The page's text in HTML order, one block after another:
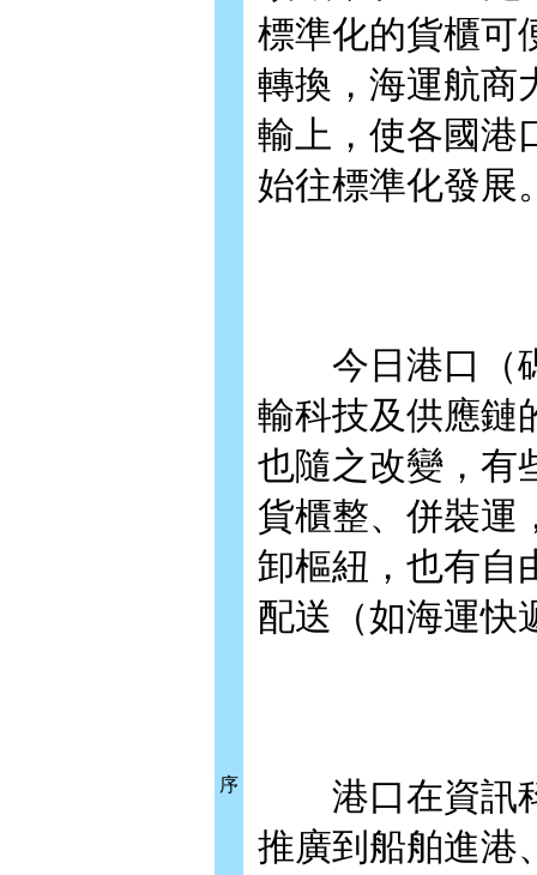
序
標準化的貨櫃可
轉換，海運航商
輸上，使各國港
始往標準化發展
今日港口（碼
輸科技及供應鏈
也隨之改變，有
貨櫃整、併裝運
卸樞紐，也有自
配送（如海運快
港口在資訊科
推廣到船舶進港